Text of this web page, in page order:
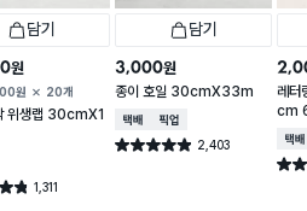
담기
원
원 20개
위생랩 30cmX1
1,311
건 작성
담기
3,000원
종이 호일 30cmX33m
택배배송매장픽업
별점 4.9점 2,403
건 작성
레터
cm
택배
별점